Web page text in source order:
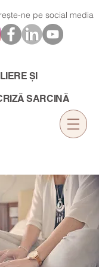
ne pe social media
ȘI
SARCINĂ